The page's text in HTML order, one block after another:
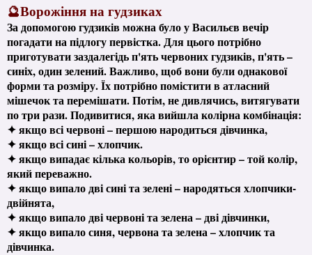
🔮Ворожіння на гудзиках
За допомогою гудзиків можна було у Васильєв вечір
погадати на підлогу первістка. Для цього потрібно
приготувати заздалегідь п'ять червоних гудзиків, п'ять –
синіх, один зелений. Важливо, щоб вони були однакової
форми та розміру. Їх потрібно помістити в атласний
мішечок та перемішати. Потім, не дивлячись, витягувати
по три рази. Подивитися, яка вийшла колірна комбінація:
✦ якщо всі червоні – першою народиться дівчинка,
✦ якщо всі сині – хлопчик.
✦ якщо випадає кілька кольорів, то орієнтир – той колір,
який переважно.
✦ якщо випало дві сині та зелені – народяться хлопчики-
двійнята,
✦ якщо випало дві червоні та зелена – дві дівчинки,
✦ якщо випало синя, червона та зелена – хлопчик та
дівчинка.